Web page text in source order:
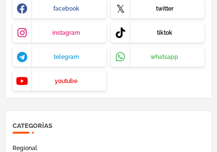
facebook twitter
instagram tiktok
telegram whatsapp
youtube
CATEGORÍAS
Regional